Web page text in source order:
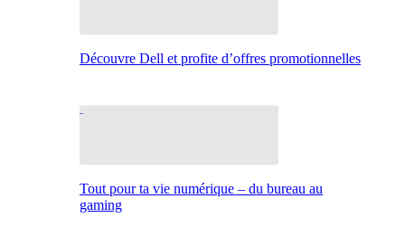
Découvre Dell et profite d’offres promotionnelles
Tout pour ta vie numérique – du bureau au
gaming